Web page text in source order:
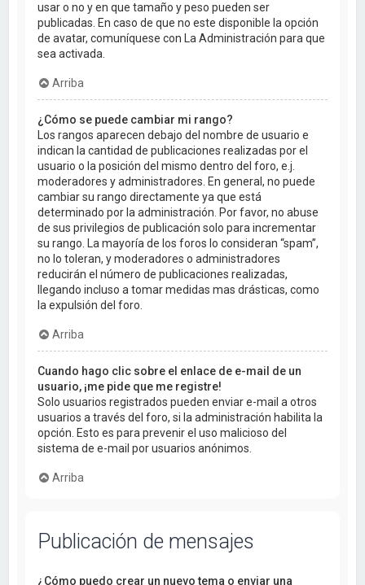
usar o no y en que tamaño y peso pueden ser
publicadas. En caso de que no este disponible la opción
de avatar, comuníquese con La Administración para que
sea activada.
Arriba
¿Cómo se puede cambiar mi rango?
Los rangos aparecen debajo del nombre de usuario e
indican la cantidad de publicaciones realizadas por el
usuario o la posición del mismo dentro del foro, e.j.
moderadores y administradores. En general, no puede
cambiar su rango directamente ya que está
determinado por la administración. Por favor, no abuse
de sus privilegios de publicación solo para incrementar
su rango. La mayoría de los foros lo consideran “spam”,
no lo toleran, y moderadores o administradores
reducirán el número de publicaciones realizadas,
llegando incluso a tomar medidas mas drásticas, como
la expulsión del foro.
Arriba
Cuando hago clic sobre el enlace de e-mail de un
usuario, ¡me pide que me registre!
Solo usuarios registrados pueden enviar e-mail a otros
usuarios a través del foro, si la administración habilita la
opción. Esto es para prevenir el uso malicioso del
sistema de e-mail por usuarios anónimos.
Arriba
Publicación de mensajes
¿Cómo puedo crear un nuevo tema o enviar una